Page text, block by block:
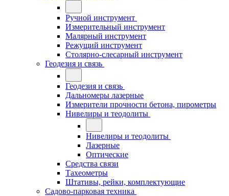
Ручной инструмент
Измерительный инструмент
Малярный инструмент
Режущий инструмент
Столярно-слесарный инструмент
Геодезия и связь
Геодезия и связь
Дальномеры лазерные
Измерители прочности бетона, пирометры
Нивелиры и теодолиты
Нивелиры и теодолиты
Лазерные
Оптические
Средства связи
Тахеометры
Штативы, рейки, комплектующие
Садово-парковая техника